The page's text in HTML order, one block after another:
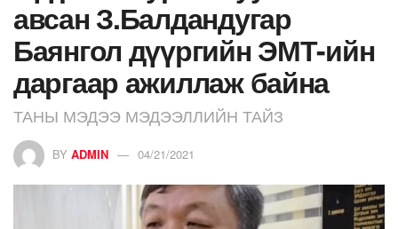
авсан З.Балдандугар
Баянгол дүүргийн ЭМТ-ийн
даргаар ажиллаж байна
ТАНЫ МЭДЭЭ МЭДЭЭЛЛИЙН ТАЙЗ
BY ADMIN 04/21/2021